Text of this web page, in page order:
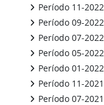
Período 11-2022
Período 09-2022
Período 07-2022
Período 05-2022
Período 01-2022
Período 11-2021
Período 07-2021